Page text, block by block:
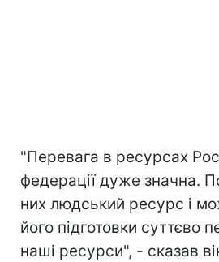
"Перевага в ресурсах
федерації дуже значна.
них людський ресурс і
його підготовки суттєво
наші ресурси", - сказав